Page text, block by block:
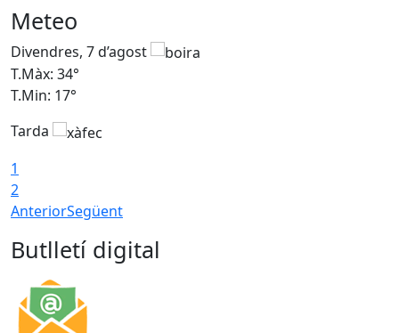
Meteo
Divendres, 7 d’agost
T.Màx: 34°
T.Min: 17°
Tarda
1
2
AnteriorSegüent
Butlletí digital